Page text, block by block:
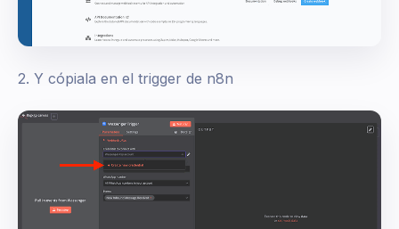
2. Y cópiala en el trigger de n8n